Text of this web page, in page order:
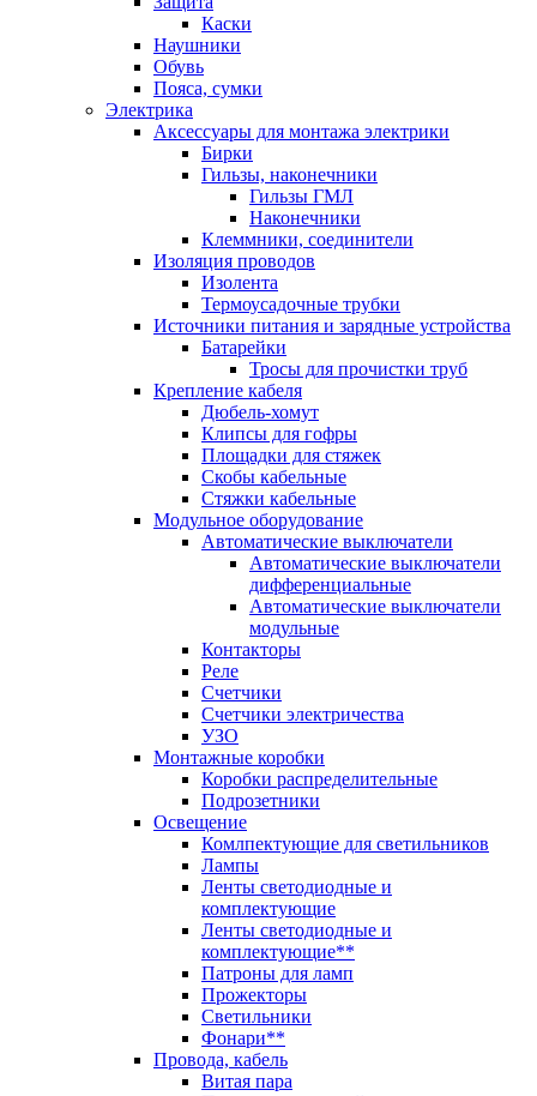
Каски
Наушники
Обувь
Пояса, сумки
Электрика
Аксессуары для монтажа электрики
Бирки
Гильзы, наконечники
Гильзы ГМЛ
Наконечники
Клеммники, соединители
Изоляция проводов
Изолента
Термоусадочные трубки
Источники питания и зарядные устройства
Батарейки
Тросы для прочистки труб
Крепление кабеля
Дюбель-хомут
Клипсы для гофры
Площадки для стяжек
Скобы кабельные
Стяжки кабельные
Модульное оборудование
Автоматические выключатели
Автоматические выключатели
дифференциальные
Автоматические выключатели
модульные
Контакторы
Реле
Счетчики
Счетчики электричества
УЗО
Монтажные коробки
Коробки распределительные
Подрозетники
Освещение
Комлпектующие для светильников
Лампы
Ленты светодиодные и
комплектующие
Ленты светодиодные и
комплектующие**
Патроны для ламп
Прожекторы
Светильники
Фонари**
Провода, кабель
Витая пара